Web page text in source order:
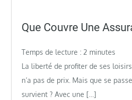
on
Que Couvre Une
Temps de lecture :2 minutes
La liberté de profiter de ses
n’a pas de prix. Mais que se
survient ? Avec une […]